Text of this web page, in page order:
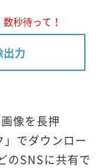
秒待って！
力
像を長押
」でダウンロー
のSNSに共有で